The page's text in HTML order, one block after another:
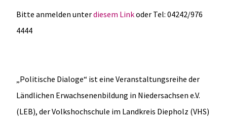
Bitte anmelden unterdiesem Linkoder Tel: 04242/976
4444
„Politische Dialoge“ ist eine Veranstaltungsreihe der
Ländlichen Erwachsenenbildung in Niedersachsen e.V.
(LEB), der Volkshochschule im Landkreis Diepholz (VHS)